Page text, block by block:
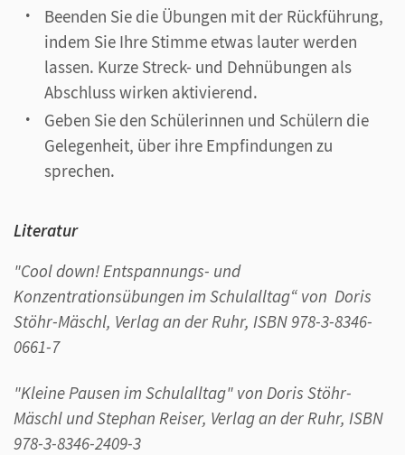
Beenden Sie die Übungen mit der Rückführung,
indem Sie Ihre Stimme etwas lauter werden
lassen. Kurze Streck- und Dehnübungen als
Abschluss wirken aktivierend.
Geben Sie den Schülerinnen und Schülern die
Gelegenheit, über ihre Empfindungen zu
sprechen.
Literatur
"Cool down! Entspannungs- und
Konzentrationsübungen im Schulalltag“ von Doris
Stöhr-Mäschl, Verlag an der Ruhr, ISBN 978-3-8346-
0661-7
"Kleine Pausen im Schulalltag" von Doris Stöhr-
Mäschl und Stephan Reiser, Verlag an der Ruhr, ISBN
978-3-8346-2409-3